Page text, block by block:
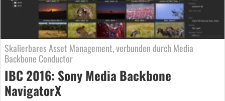
Skalierbares Asset Management, verbunden durch Media
Backbone Conductor
IBC 2016: Sony Media Backbone
NavigatorX